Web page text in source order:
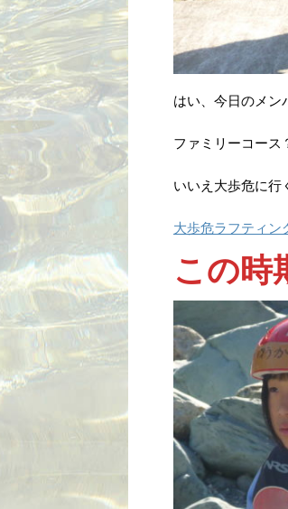
はい、今日のメ
ファミリーコース
いいえ大歩危に行
大歩危ラフティン
この